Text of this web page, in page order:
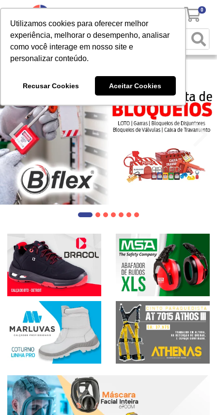
Utilizamos cookies para oferecer melhor
experiência, melhorar o desempenho, analisar
como você interage em nosso site e
personalizar conteúdo.
Recusar Cookies Aceitar Cookies
0